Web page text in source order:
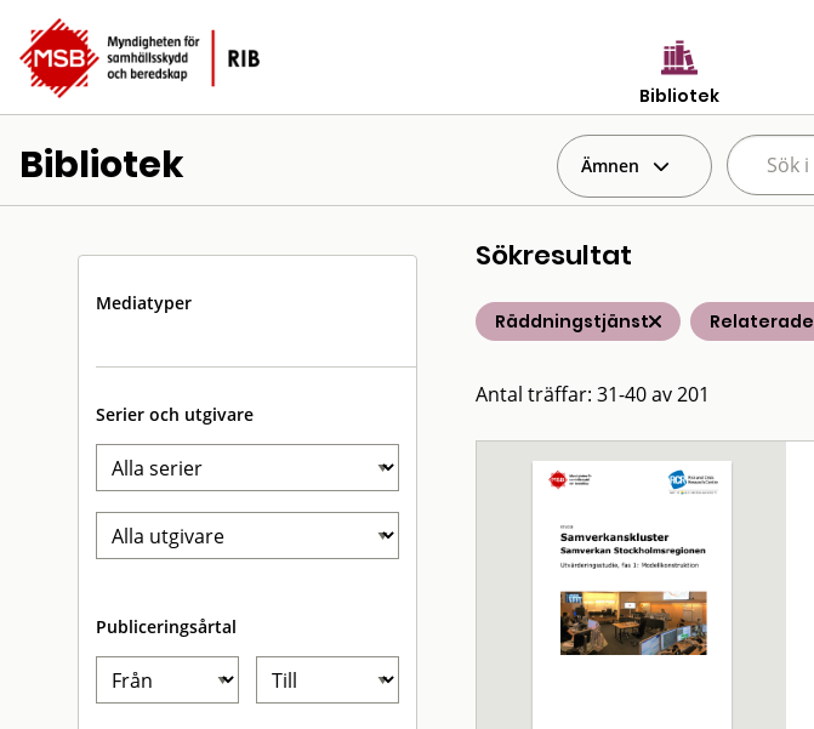
Bibliotek
Bibliotek Ämnen
Mediatyper
Serier och utgivare
Publiceringsårtal
Sökresultat
Räddningstjänst Relaterade
Antal träffar: 31-40 av 201